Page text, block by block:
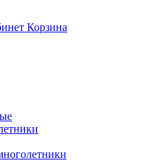
Корзина